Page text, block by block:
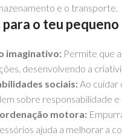
e o transporte.
o teu pequeno
imaginativo: Permite que
desenvolvendo a
sociais:Ao cuidar
sobre responsabilidade e
motora:
ajuda a melhorar a